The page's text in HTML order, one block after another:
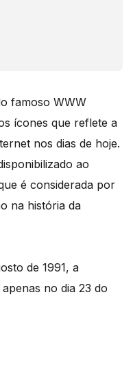
famoso WWW
ícones que reflete a
nos dias de hoje.
ao
é considerada por
na história da
de 1991, a
no dia 23 do